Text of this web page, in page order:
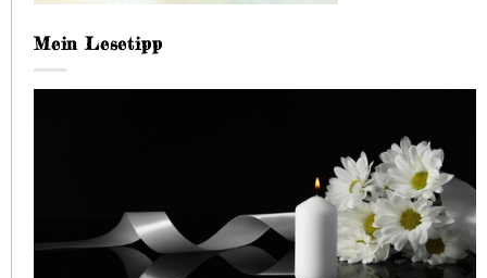
Mein Lesetipp